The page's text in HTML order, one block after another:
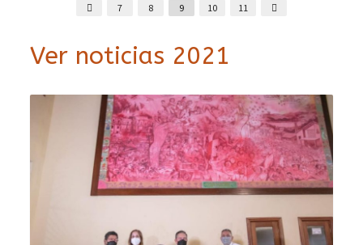
7 8 9 10 11
Ver noticias 2021